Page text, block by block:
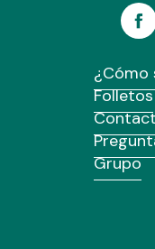
¿Cómo
Folletos
Grupo